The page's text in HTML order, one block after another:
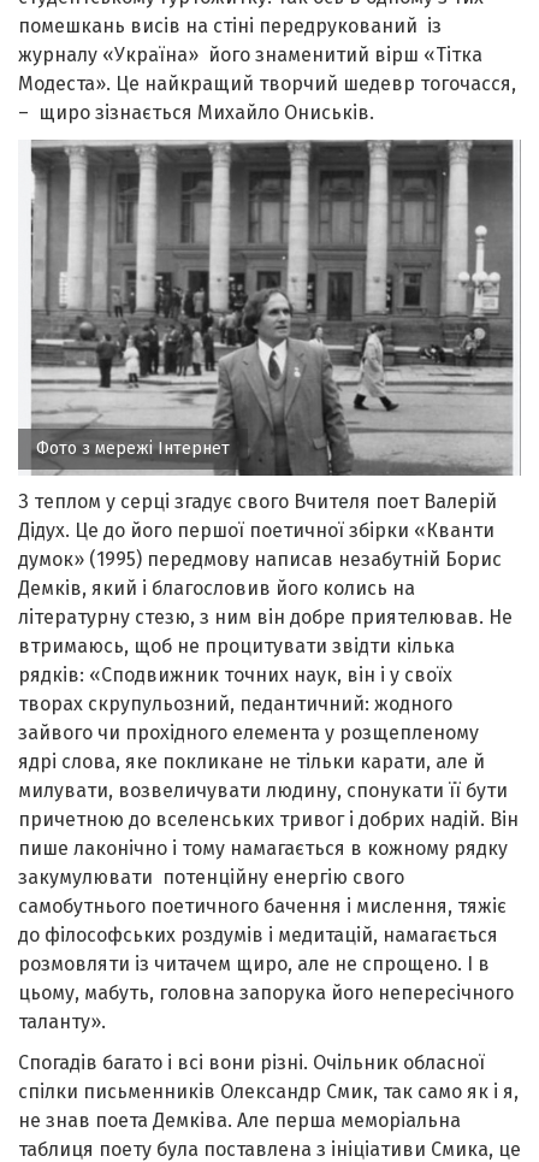
помешкань висів на стіні передрукований із
журналу «Україна» його знаменитий вірш «Тітка
Модеста». Це найкращий творчий шедевр тогочасся,
– щиро зізнається Михайло Ониськів.
Фото з мережі Інтернет
З теплом у серці згадує свого Вчителя поет Валерій
Дідух. Це до його першої поетичної збірки «Кванти
думок» (1995) передмову написав незабутній Борис
Демків, який і благословив його колись на
літературну стезю, з ним він добре приятелював. Не
втримаюсь, щоб не процитувати звідти кілька
рядків: «Сподвижник точних наук, він і у своїх
творах скрупульозний, педантичний: жодного
зайвого чи прохідного елемента у розщепленому
ядрі слова, яке покликане не тільки карати, але й
милувати, возвеличувати людину, спонукати її бути
причетною до вселенських тривог і добрих надій. Він
пише лаконічно і тому намагається в кожному рядку
закумулювати потенційну енергію свого
самобутнього поетичного бачення і мислення, тяжіє
до філософських роздумів і медитацій, намагається
розмовляти із читачем щиро, але не спрощено. І в
цьому, мабуть, головна запорука його непересічного
таланту».
Спогадів багато і всі вони різні. Очільник обласної
спілки письменників Олександр Смик, так само як і я,
не знав поета Демківа. Але перша меморіальна
таблиця поету була поставлена з ініціативи Смика, це